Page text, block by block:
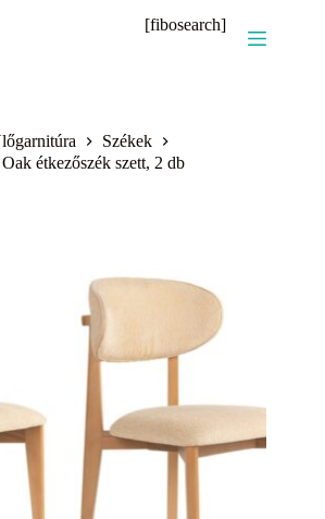
[fibosearch]
Székek
étkezőszék szett, 2 db